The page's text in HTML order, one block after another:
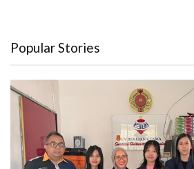
Popular Stories